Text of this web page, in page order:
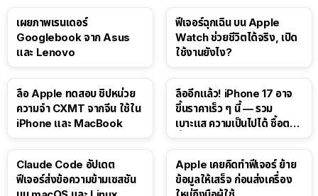
เผยภาพเรนเดอร์
Googlebook จาก Asus
และ Lenovo
ฟีเจอร์ฉุกเฉิน บน Apple
Watch ช่วยชีวิตได้จริง, เปิด
ใช้งานยังไง?
ลือ Apple ทดสอบ ชิปหน่วย
ความจำ CXMT จากจีน ใช้ใน
iPhone และ MacBook
ลืออีกแล้ว! iPhone 17 อาจ
ขึ้นราคาเร็ว ๆ นี้ — รวม
เบาะแส ความเป็นไปได้ ซื้อตอน
Claude Code อัปเดต
ฟีเจอร์ส่งข้อความข้ามเซสชัน
Apple เคยคิดทำฟีเจอร์ ย้าย
ข้อมูลให้เสร็จ ก่อนส่งเครื่อง